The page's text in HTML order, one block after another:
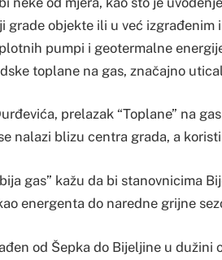
grade objekte ili u već
pumpi i geotermalne
toplane na gas, značajno
prelazak “Toplane” na
nalazi blizu centra grada, a
gas” kažu da bi stanovnicima
energenta do naredne grijne
od Šepka do Bijeljine u